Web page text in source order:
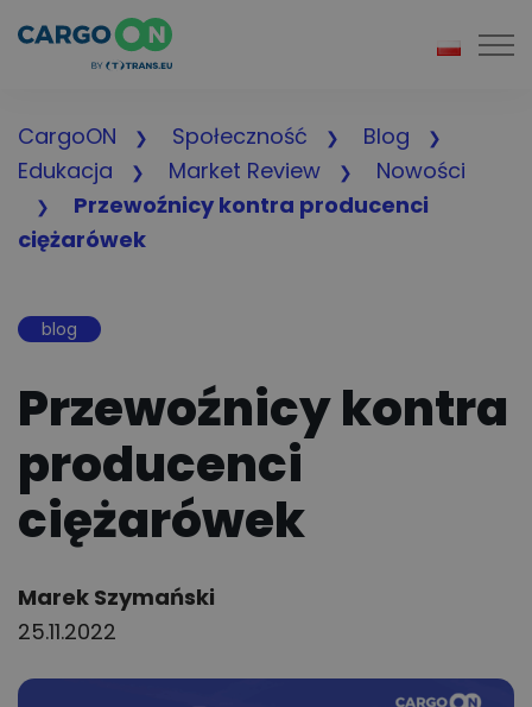
CargoON Społeczność
Blog
Edukacja
Market Review
Nowości
Przewoźnicy kontra producenci
ciężarówek
blog
Przewoźnicy kontra
producenci
ciężarówek
Author:
Marek Szymański
25.11.2022